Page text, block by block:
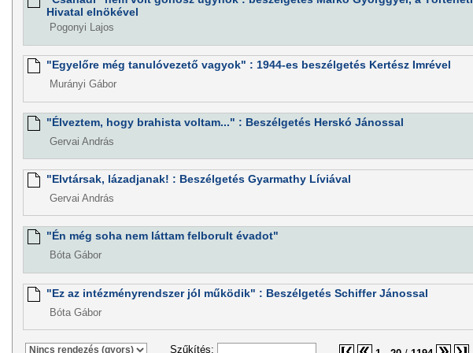
Hivatal elnökével
Pogonyi Lajos
"Egyelőre még tanulóvezető vagyok" : 1944-es beszélgetés Kertész Imrével
Murányi Gábor
"Élveztem, hogy brahista voltam..." : Beszélgetés Herskó Jánossal
Gervai András
"Elvtársak, lázadjanak! : Beszélgetés Gyarmathy Líviával
Gervai András
"Én még soha nem láttam felborult évadot"
Bóta Gábor
"Ez az intézményrendszer jól működik" : Beszélgetés Schiffer Jánossal
Bóta Gábor
Szűkítés: